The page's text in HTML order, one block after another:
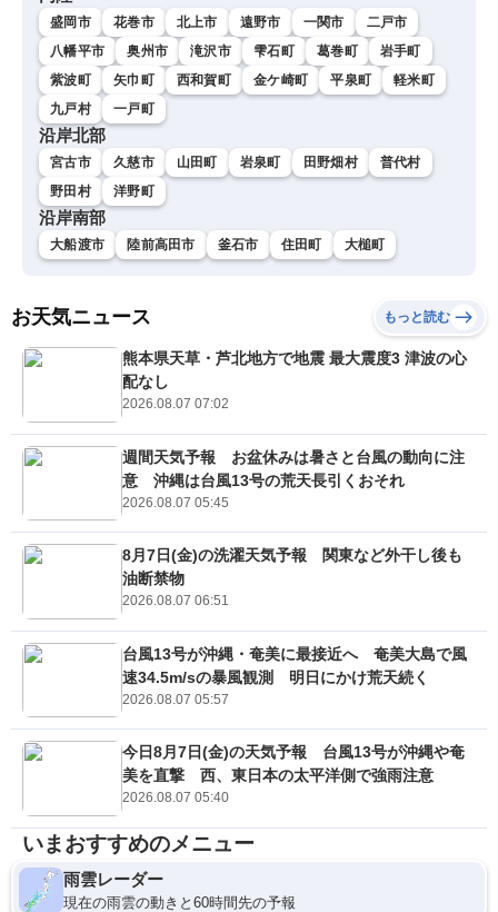
盛岡市 花巻市 北上市 遠野市 一関市
二戸市
八幡平市
奥州市 滝沢市 雫石町 葛巻町
岩手町
紫波町
矢巾町 西和賀町 金ケ崎町 平泉町
軽米町
九戸村
一戸町
沿岸北部
宮古市 久慈市 山田町 岩泉町 田野畑村
普代村
野田村
洋野町
沿岸南部
大船渡市 陸前高田市 釜石市 住田町 大槌町
お天気ニュース もっと読む
熊本県天草・芦北地方で地震 最大震度3 津波の心
配なし
2026.08.07 07:02
週間天気予報 お盆休みは暑さと台風の動向に注
意 沖縄は台風13号の荒天長引くおそれ
2026.08.07 05:45
8月7日(金)の洗濯天気予報 関東など外干し後も
油断禁物
2026.08.07 06:51
台風13号が沖縄・奄美に最接近へ 奄美大島で風
速34.5m/sの暴風観測 明日にかけ荒天続く
2026.08.07 05:57
今日8月7日(金)の天気予報 台風13号が沖縄や奄
美を直撃 西、東日本の太平洋側で強雨注意
2026.08.07 05:40
いまおすすめのメニュー
雨雲レーダー
現在の雨雲の動きと60時間先の予報